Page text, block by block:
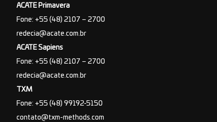
ACATE Primavera
Fone: +55 (48) 2107 – 2700
redecia@acate.com.br
ACATE Sapiens
Fone: +55 (48) 2107 – 2700
redecia@acate.com.br
TXM
Fone: +55 (48) 99192-5150
contato@txm-methods.com